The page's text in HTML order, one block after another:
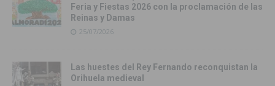
Feria y Fiestas 2026 con la proclamación de las
Reinas y Damas
25/07/2026
Las huestes del Rey Fernando reconquistan la
Orihuela medieval